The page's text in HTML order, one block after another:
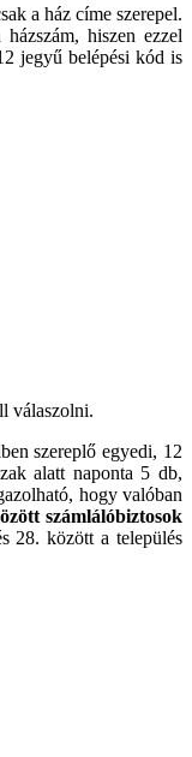
a ház címe szerepel.
hiszen ezzel
jegyű belépési kód is
válaszolni.
szereplő egyedi, 12
alatt naponta 5 db,
hogy valóban
számlálóbiztosok
28. között a település